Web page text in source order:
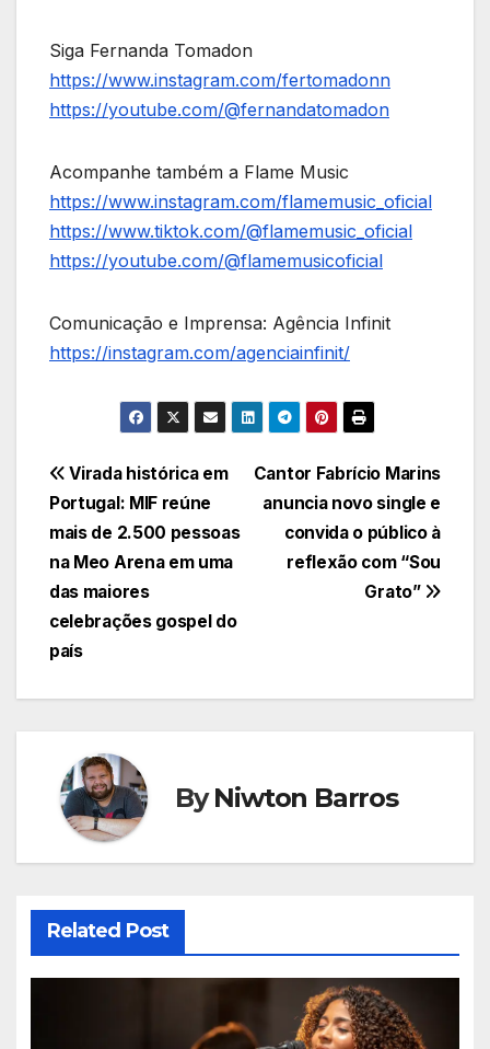
Siga Fernanda Tomadon
https://www.instagram.com/fertomadonn
https://youtube.com/@fernandatomadon
Acompanhe também a Flame Music
https://www.instagram.com/flamemusic_oficial
https://www.tiktok.com/@flamemusic_oficial
https://youtube.com/@flamemusicoficial
Comunicação e Imprensa: Agência Infinit
https://instagram.com/agenciainfinit/
Navegação
de
Post
Cantor Fabrício Marins
anuncia novo single e
convida o público à
reflexão com “Sou
Grato”
Virada histórica em
Portugal: MIF reúne
mais de 2.500 pessoas
na Meo Arena em uma
das maiores
celebrações gospel do
país
ByNiwton Barros
Related Post